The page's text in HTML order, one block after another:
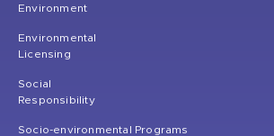
Environment
Environmental
Licensing
Social
Responsibility
Socio-environmental Programs